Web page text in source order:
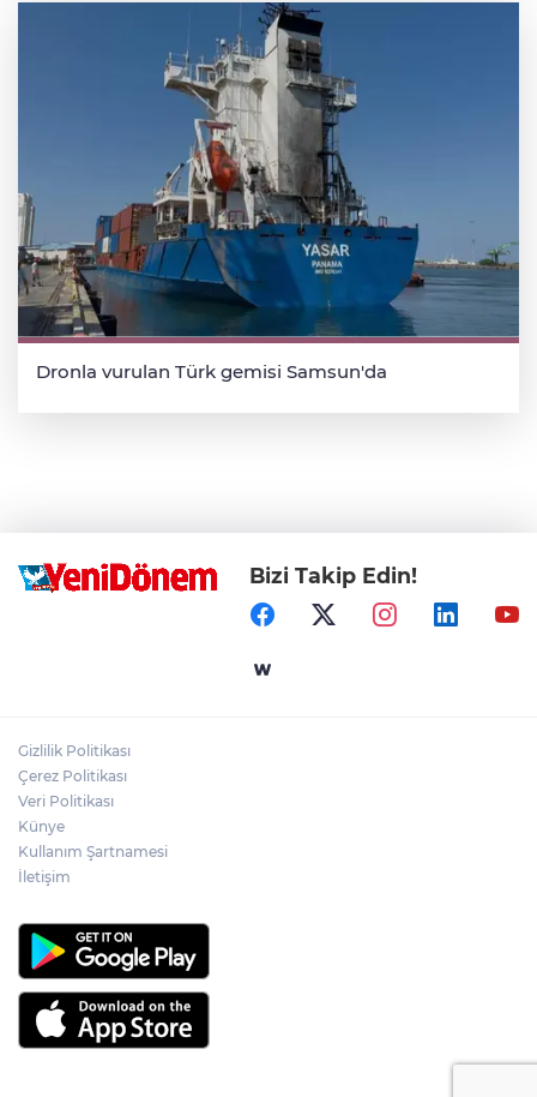
Dronla vurulan Türk gemisi Samsun'da
Bizi Takip Edin!
Gizlilik Politikası
Çerez Politikası
Veri Politikası
Künye
Kullanım Şartnamesi
İletişim